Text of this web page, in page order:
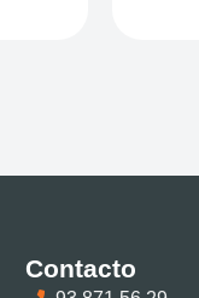
Contacto